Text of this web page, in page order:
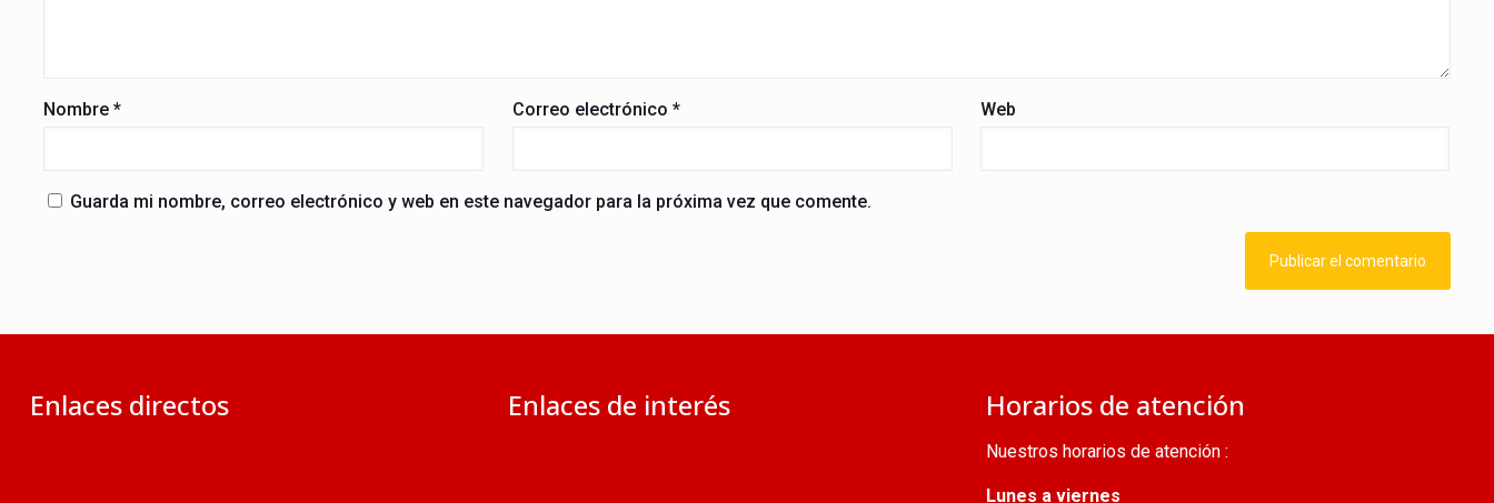
Nombre * Correo electrónico * Web
Guarda mi nombre, correo electrónico y web en este navegador para la próxima vez que comente.
Enlaces directos Enlaces de interés Horarios de atención
Nuestros horarios de atención :
Lunes a viernes